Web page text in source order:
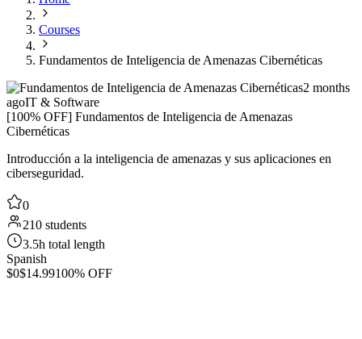
Courses
Fundamentos de Inteligencia de Amenazas Cibernéticas
2 months
agoIT & Software
[100% OFF] Fundamentos de Inteligencia de Amenazas
Cibernéticas
Introducción a la inteligencia de amenazas y sus aplicaciones en
ciberseguridad.
0
210 students
3.5h total length
Spanish
$0$14.99100% OFF